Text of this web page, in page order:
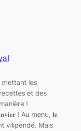
mettant les
recettes et des
!
! Au menu, 𝐥𝐞
vilipendé. Mais